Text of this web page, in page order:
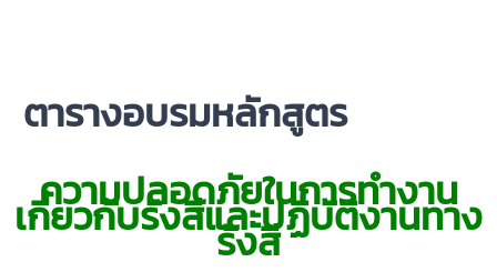
ตารางอบรมหลักสูตรออนไลน์
ความปลอดภัยในการทำงาน
เกี่ยวกับรังสีและปฏิบัติงานทาง
รังสี